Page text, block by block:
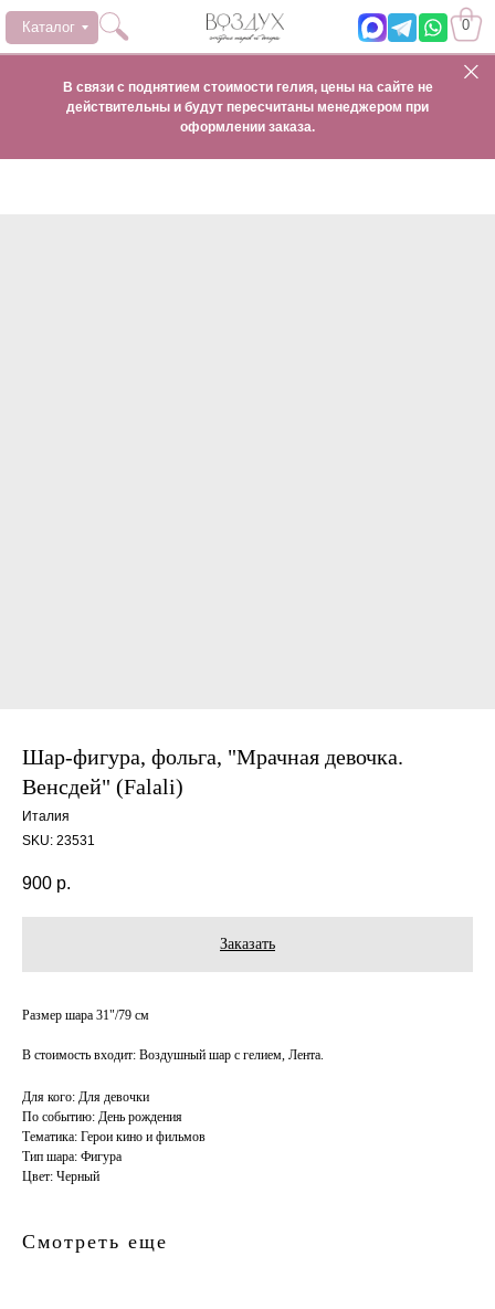
0
Каталог
В связи с поднятием стоимости гелия, цены на сайте не
действительны и будут пересчитаны менеджером при
оформлении заказа.
Шар-фигура, фольга, "Мрачная девочка.
Венсдей" (Falali)
Италия
SKU: 23531
900 р.
Заказать
Размер шара 31"/79 см
В стоимость входит: Воздушный шар с гелием, Лента.
Для кого: Для девочки
По событию: День рождения
Тематика: Герои кино и фильмов
Тип шара: Фигура
Цвет: Черный
Смотреть еще